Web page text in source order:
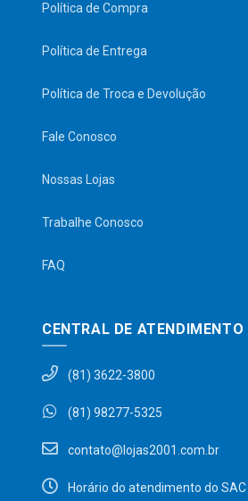
Política de Compra
Política de Entrega
Política de Troca e Devolução
Fale Conosco
Nossas Lojas
Trabalhe Conosco
FAQ
CENTRAL DE ATENDIMENTO
(81) 3622-3800
(81) 98277-5325
contato@lojas2001.com.br
Horário do atendimento do SAC